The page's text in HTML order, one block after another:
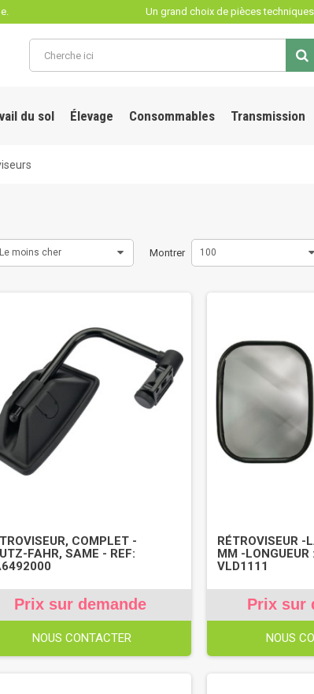
Un grand choix de pièces
du sol Élevage Consommables Transmission
Le moins cher Montrer 100
COMPLET -
FAHR, SAME - REF:
Prix sur demande
NOUS CONTACTER
RÉTROVISEUR -
MM -
VLD1111
Prix sur
NOUS